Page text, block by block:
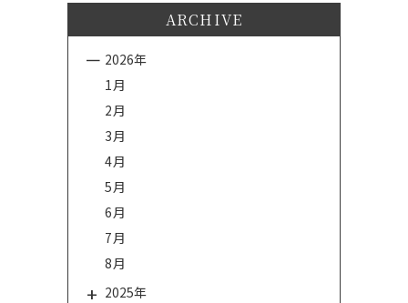
ARCHIVE
2026年
1月
2月
3月
4月
5月
6月
7月
8月
2025年